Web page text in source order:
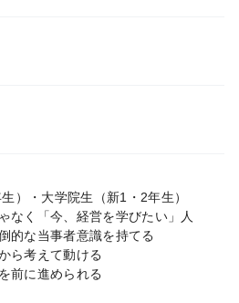
）・大学院生（新1・2年生）
なく「今、経営を学びたい」人
的な当事者意識を持てる
ら考えて動ける
前に進められる